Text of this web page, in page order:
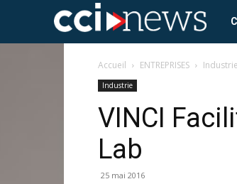
CCI
Accueil ENTREPRISES Industrie
Industrie
VINCI
Lab
25 mai 2016